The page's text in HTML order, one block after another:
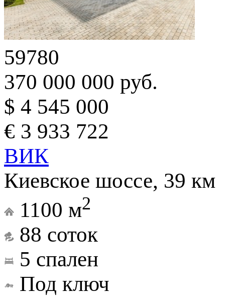
59780
370 000 000 руб.
$ 4 545 000
€ 3 933 722
ВИК
Киевское шоссе, 39 км
1100 м2
88 соток
5 спален
Под ключ